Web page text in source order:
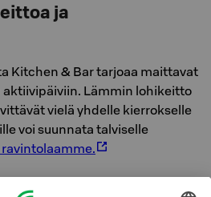
ja
Kitchen & Bar tarjoaa maittavat
Lämmin lohikeitto
vielä yhdelle kierrokselle
voi suunnata talviselle
lauteilla